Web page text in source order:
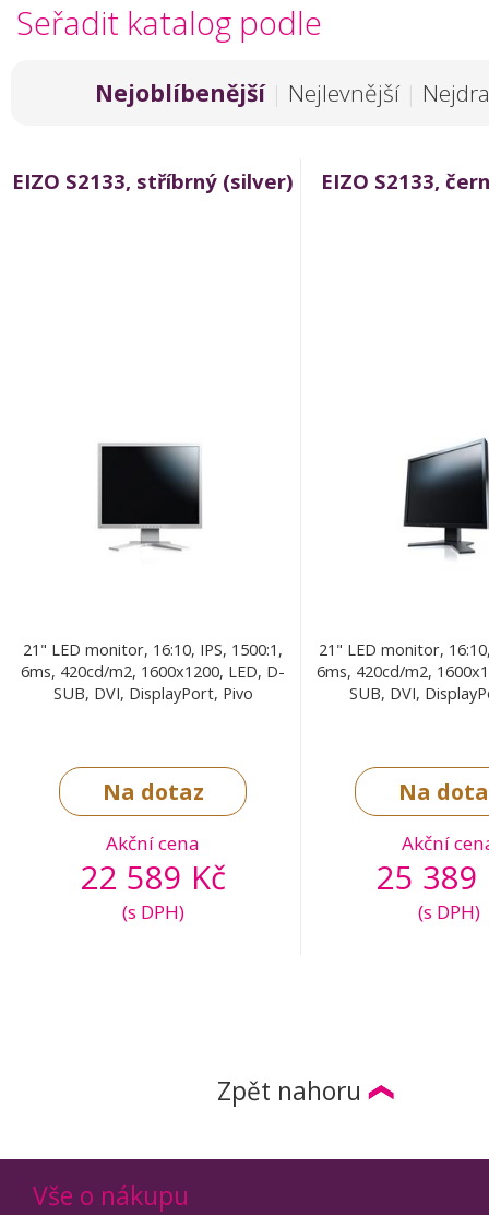
Seřadit katalog podle
Nejoblíbenější | Nejlevnější |
EIZO S2133, stříbrný (silver)
21" LED monitor, 16:10, IPS, 1500:1,
6ms, 420cd/m2, 1600x1200, LED, D-
SUB, DVI, DisplayPort, Pivo
Na dotaz
Akční cena
22 589 Kč
(s DPH)
EIZO S2133,
21" LED monitor,
6ms, 420cd/m2,
SUB, DVI,
Na
Akční
25 389
(s DPH)
Zpět nahoru
Vše o nákupu